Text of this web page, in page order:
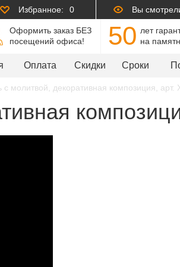
Избранное: 0 Вы
Оформить заказ БЕЗ
посещений офиса!
50 лет
на
Оплата Скидки Сроки
с молитвой, декоративная композиция, арт.